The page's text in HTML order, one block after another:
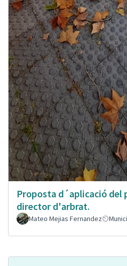
Proposta d´aplicació del
director d'arbrat.
Mateo Mejias Fernandez